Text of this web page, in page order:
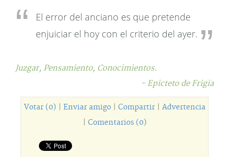
El error del anciano es que pretende
enjuiciar el hoy con el criterio del ayer.
Juzgar, Pensamiento, Conocimientos.
- Epicteto de Frigia
Votar (0) Enviar amigo| Compartir| Advertencia
Comentarios (0)